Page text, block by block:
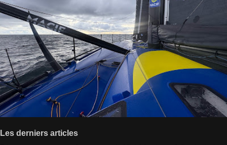
Les derniers articles